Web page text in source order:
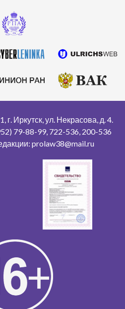
Иркутск, ул. Некрасова, д. 4.
79-88-99, 722-536, 200-536
prolaw38@mail.ru